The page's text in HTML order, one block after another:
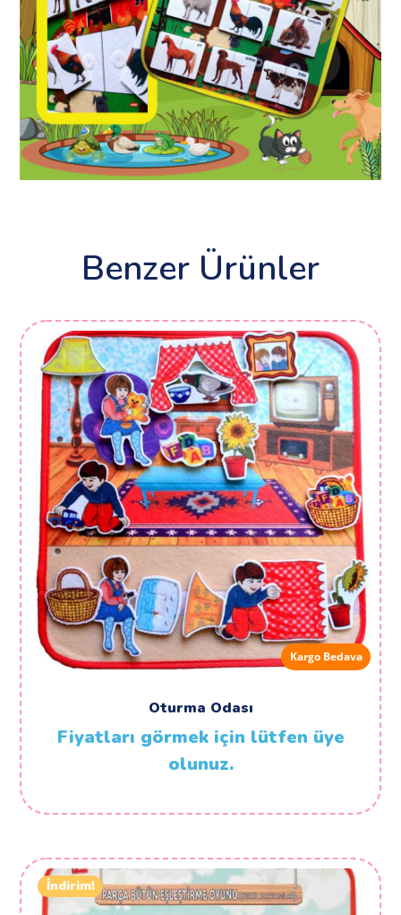
Benzer Ürünler
Kargo Bedava
Oturma Odası
Fiyatları görmek için lütfen üye
olunuz.
İndirim!